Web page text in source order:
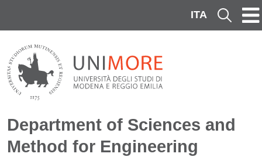
ITA Cerca
Department of Sciences and
Method for Engineering